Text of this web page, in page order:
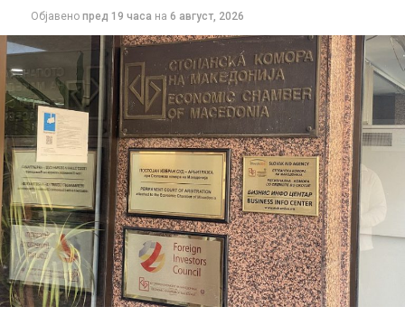
Објавено пред 19 часа на 6 август, 2026